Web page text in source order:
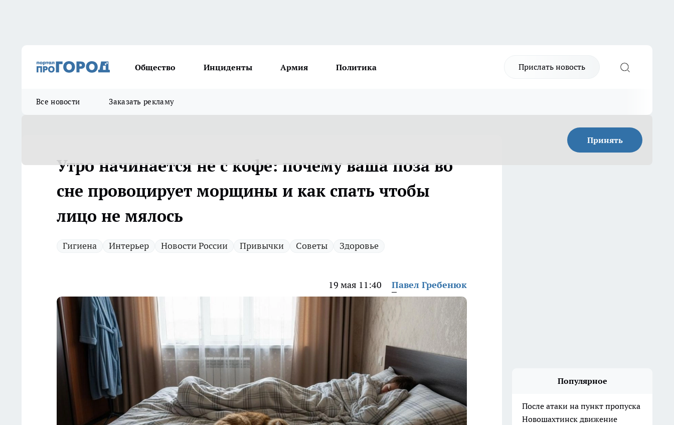
Общество Инциденты Армия Политика Прислать новость
Все новости Заказать рекламу
Принять
Утро начинается не с кофе: почему ваша поза во
сне провоцирует морщины и как спать чтобы
лицо не мялось
Гигиена Интерьер Новости России Привычки Советы Здоровье
19 мая 11:40 Павел Гребенюк
Популярное
После атаки на пункт пропуска
Новошахтинск движение